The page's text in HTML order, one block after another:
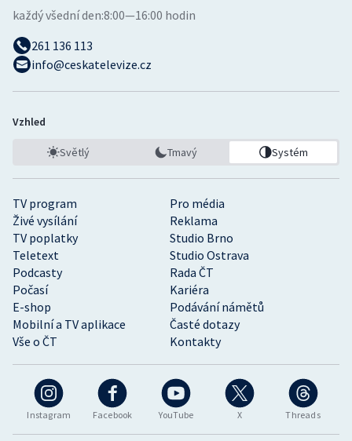
Instagram Facebook YouTube X Threads
TV program
Pro média
Živé vysílání
Reklama
TV poplatky
Studio Brno
Teletext
Studio Ostrava
Podcasty
Rada ČT
Počasí
Kariéra
E-shop
Podávání námětů
Mobilní a TV aplikace
Časté dotazy
Vše o ČT
Kontakty
každý všední den:8:00—16:00 hodin
261 136 113
info@ceskatelevize.cz
Vzhled
Světlý Tmavý Systém